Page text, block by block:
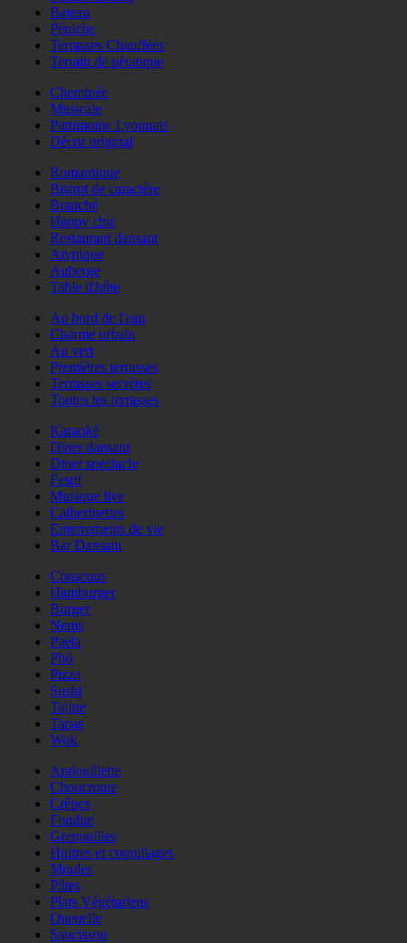
Bateau
Péniche
Terrasses Chauffées
Terrain de pétanque
Cheminée
Musicale
Patrimoine Lyonnais
Décor original
Romantique
Bistrot de caractère
Branché
Happy chic
Restaurant dansant
Atypique
Auberge
Table d'hôte
Au bord de l'eau
Charme urbain
Au vert
Premières terrasses
Terrasses secrètes
Toutes les terrasses
Karaoké
Diner dansant
Diner spectacle
Festif
Musique live
Catherinettes
Enterrements de vie
Bar Dansant
Couscous
Hamburger
Burger
Nems
Paëla
Phö
Pizza
Sushi
Tajine
Tapas
Wok
Andouillette
Choucroute
Crêpes
Fondue
Grenouilles
Huitres et coquillages
Moules
Pâtes
Plats Végétariens
Quenelle
Saucisson